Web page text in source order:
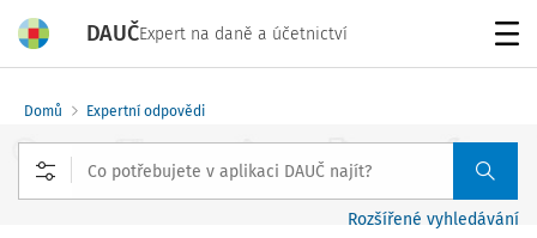
DAUČExpert na daně a účetnictví
Domů Expertní odpovědi
Rozšířené vyhledávání